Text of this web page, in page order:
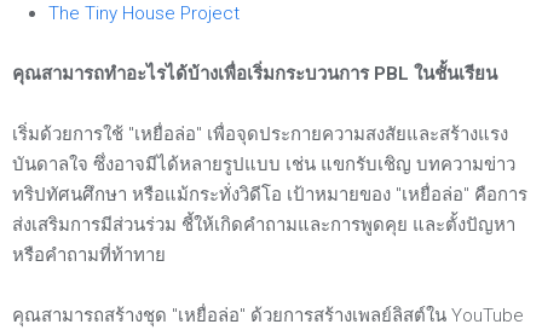
The Tiny House Project
คุณสามารถทำอะไรได้บ้างเพื่อเริ่มกระบวนการ PBL ในชั้นเรียน
เริ่มด้วยการใช้ "เหยื่อล่อ" เพื่อจุดประกายความสงสัยและสร้างแรง
บันดาลใจ ซึ่งอาจมีได้หลายรูปแบบ เช่น แขกรับเชิญ บทความข่าว
ทริปทัศนศึกษา หรือแม้กระทั่งวิดีโอ เป้าหมายของ "เหยื่อล่อ" คือการ
ส่งเสริมการมีส่วนร่วม ชี้ให้เกิดคำถามและการพูดคุย และตั้งปัญหา
หรือคำถามที่ท้าทาย
คุณสามารถสร้างชุด "เหยื่อล่อ" ด้วยการสร้างเพลย์ลิสต์ใน YouTube